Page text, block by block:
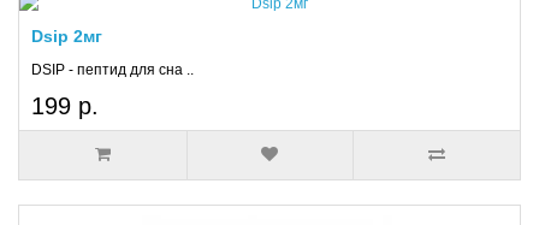
Dsip 2мг
DSIP - пептид для сна ..
199 р.